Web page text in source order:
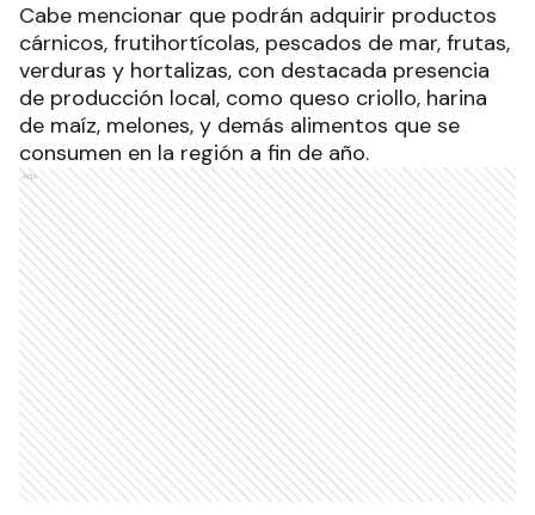
Cabe mencionar que podrán adquirir productos
cárnicos, frutihortícolas, pescados de mar, frutas,
verduras y hortalizas, con destacada presencia
de producción local, como queso criollo, harina
de maíz, melones, y demás alimentos que se
consumen en la región a fin de año.
Ads